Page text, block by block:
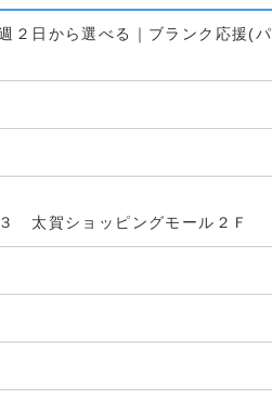
２日から選べる｜ブランク応援(パ
太賀ショッピングモール２Ｆ